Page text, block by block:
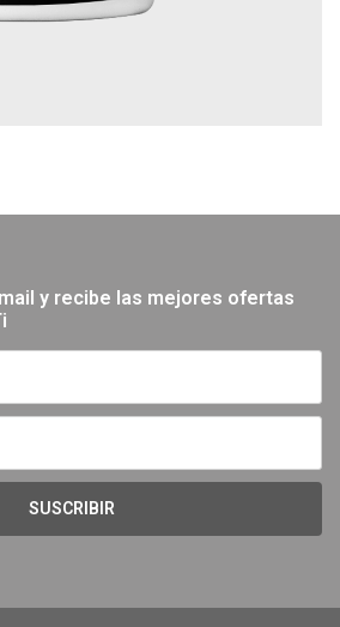
y recibe las mejores ofertas
SUSCRIBIR